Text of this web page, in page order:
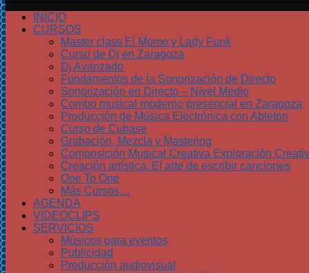
INICIO
CURSOS
Master class El Momo y Lady Funk
Curso de Dj en Zaragoza
Dj Avanzado
Fundamentos de la Sonorización de Directo
Sonorización en Directo – Nivel Medio
Combo musical moderno presencial en Zaragoza
Producción de Música Electrónica con Ableton
Curso de Cubase
Grabación, Mezcla y Mastering
Composición Musical Creativa Exploración
Creación artística. El arte de escribir canciones
One To One
Más Cursos…
AGENDA
VIDEOCLIPS
SERVICIOS
Músicos para eventos
Publicidad
Producción audiovisual